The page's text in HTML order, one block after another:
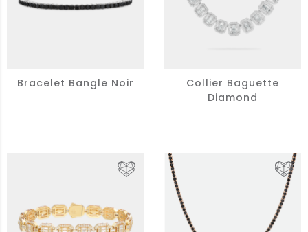
Bracelet Bangle Noir
Collier Baguette
Diamond